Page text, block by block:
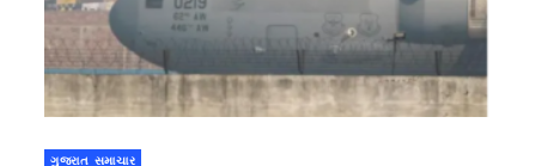
ગુજરાત સમાચાર